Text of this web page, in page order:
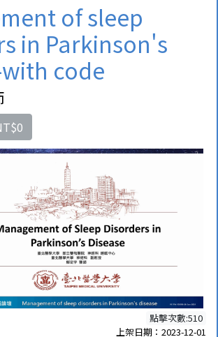
of sleep
in Parkinson's
code
點擊次數:510
上架日期：2023-12-01